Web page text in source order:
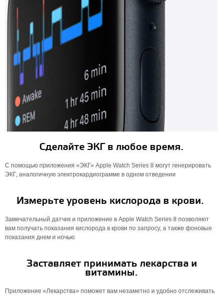
Сделайте ЭКГ в любое время.
С помощью приложения «ЭКГ» Apple Watch Series 8 могут генерировать
ЭКГ, аналогичную электрокардиограмме в одном отведении
Измерьте уровень кислорода в крови.
Замечательный датчик и приложение в Apple Watch Series 8 позволяют
вам получать показания кислорода в крови по запросу, а также фоновые
показания днем ​​и ночью
Заставляет принимать лекарства и
витамины.
Приложение «Лекарства» поможет вам незаметно и удобно отслеживать